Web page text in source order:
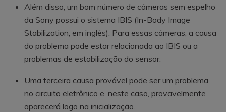
Além disso, um bom número de câmeras sem espelho
da Sony possui o sistema IBIS (In-Body Image
Stabilization, em inglês). Para essas câmeras, a causa
do problema pode estar relacionada ao IBIS ou a
problemas de estabilização do sensor.
Uma terceira causa provável pode ser um problema
no circuito eletrônico e, neste caso, provavelmente
aparecerá logo na inicialização.